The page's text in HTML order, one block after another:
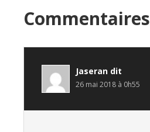
Interactions
du
lecteur
Commentaires
Jaseran dit
26 mai 2018 à 0h55